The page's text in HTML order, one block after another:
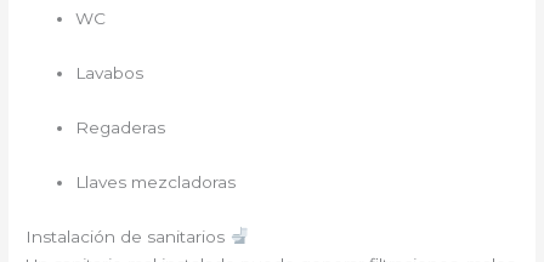
WC
Lavabos
Regaderas
Llaves mezcladoras
Instalación de sanitarios